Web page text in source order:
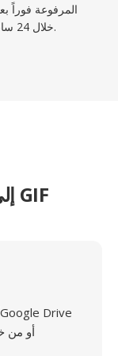
GIF خلال 24 ساعة للحفاظ على خصوصية محتواك.
كيفية تحويل WEBM إلى GIF